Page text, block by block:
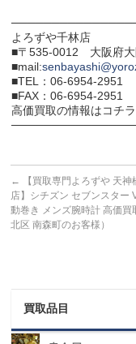
よろずや千林店
■〒535-0012 大阪府大
■mail:
■TEL：06-6954-2951
■FAX：06-6954-2951
高価買取の情報はコチ
←
【買取専門よろずや 天神
店】シチズン セブンスター
動巻き メンズ腕時計 高価買
北区 南森町のお客様）
買取品目